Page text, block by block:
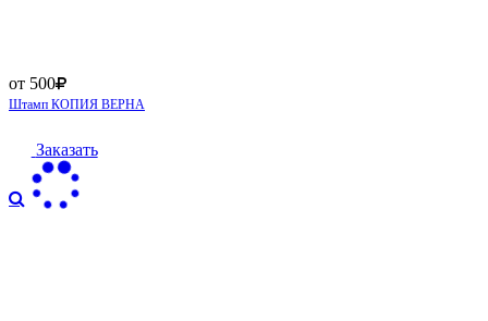
от 500
Штамп КОПИЯ ВЕРНА
Заказать